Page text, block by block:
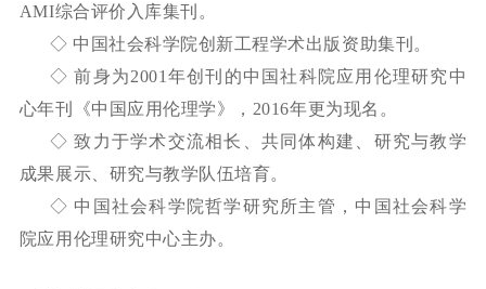
AMI综合评价入库集刊。
◇ 中国社会科学院创新工程学术出版资助集刊。
◇ 前身为2001 年创刊的中国社科院应用伦理研究中
心年刊《中国应用伦理学》， 2016年更为现名。
◇ 致力于学术交流相长、共同体构建、研究与教学
成果展示、研究与教学队伍培育。
◇ 中国社会科学院哲学研究所主管，中国社会科学
院应用伦理研究中心主办。